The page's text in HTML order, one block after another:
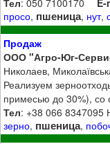
просо, пшеница, нут,
Продаж
ООО "Агро-Юг-
Николаев,
Реализуем
примесью до 30%), со
Тел: +38 066 8347095
зерно, пшеница,